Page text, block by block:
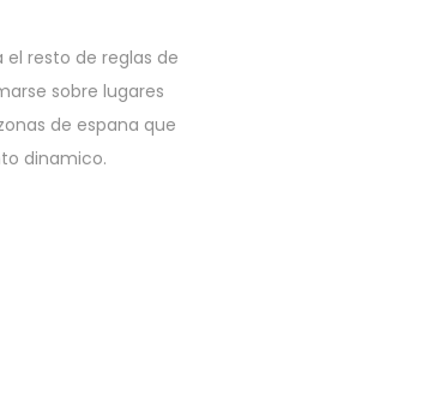
resto de reglas de
sobre lugares
de espana que
dinamico.